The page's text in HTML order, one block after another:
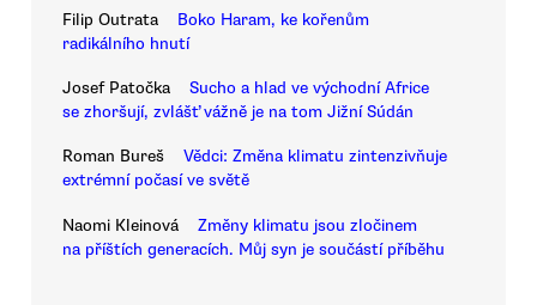
Filip Outrata
Boko Haram, ke kořenům
radikálního hnutí
Josef Patočka
Sucho a hlad ve východní Africe
se zhoršují, zvlášť vážně je na tom Jižní Súdán
Roman Bureš
Vědci: Změna klimatu zintenzivňuje
extrémní počasí ve světě
Naomi Kleinová
Změny klimatu jsou zločinem
na příštích generacích. Můj syn je součástí příběhu